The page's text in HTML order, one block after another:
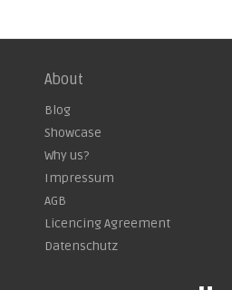
About
Blog
Showcase
Why us?
Impressum
AGB
Licencing Agreement
Datenschutz